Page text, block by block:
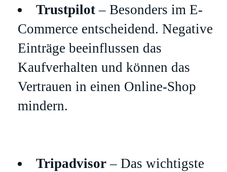
Trustpilot – Besonders im E-
Commerce entscheidend. Negative
Einträge beeinflussen das
Kaufverhalten und können das
Vertrauen in einen Online-Shop
mindern.
Tripadvisor – Das wichtigste